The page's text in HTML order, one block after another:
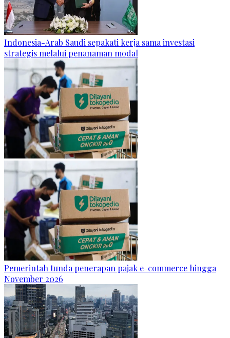
Indonesia-Arab Saudi sepakati kerja sama investasi
strategis melalui penanaman modal
Pemerintah tunda penerapan pajak e-commerce hingga
November 2026